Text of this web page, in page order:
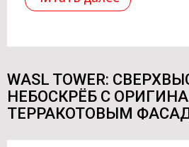
WASL TOWER:
НЕБОСКРЁБ С
ТЕРРАКОТОВЫМ